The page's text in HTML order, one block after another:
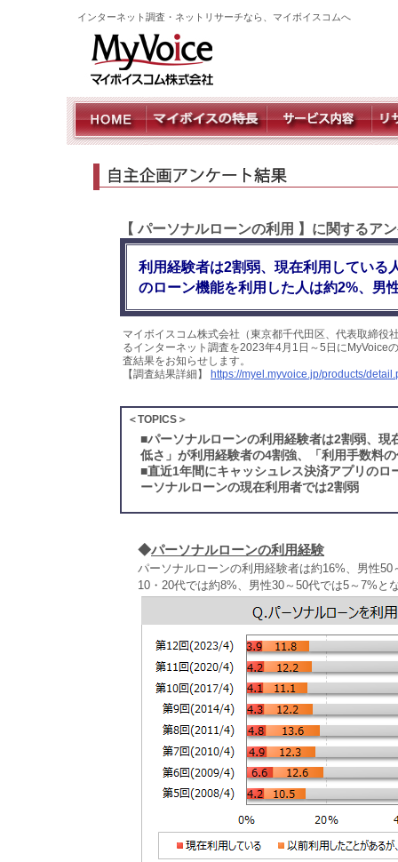
インターネット調査・ネットリサーチなら、マイボイスコムへ
【 パーソナルローンの利用 】に関するア
利用経験者は2割弱、現在利用している
のローン機能を利用した人は約2%、男
マイボイスコム株式会社（東京都千代田区、代表取締
るインターネット調査を2023年4月1日～5日にMyVoice
査結果をお知らせします。
【調査結果詳細】
https://myel.myvoice.jp/products/
＜TOPICS＞
■パーソナルローンの利用経験者は2割弱、
低さ」が利用経験者の4割強、「利用手数料
■直近1年間にキャッシュレス決済アプリの
ーソナルローンの現在利用者では2割弱
◆パーソナルローンの利用経験
パーソナルローンの利用経験者は約16%、男性
10・20代では約8%、男性30～50代では5～7%と